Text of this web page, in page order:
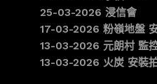
25-03-2026 浸信會
17-03-2026 粉嶺地盤
13-03-2026 元朗村 監
13-03-2026 火炭 安裝